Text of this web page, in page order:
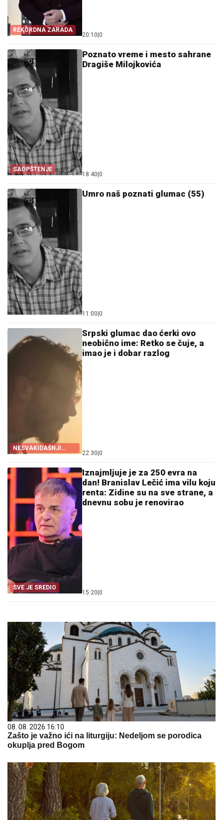
REKORDNA ZARADA
20:10|0
SAOPŠTENJE
Poznato vreme i mesto sahrane
Dragiše Milojkovića
18:40|0
Umro naš poznati glumac (55)
11:00|0
NESVAKIDAŠNJI
IZBOR
Srpski glumac dao ćerki ovo
neobično ime: Retko se čuje, a
imao je i dobar razlog
22:30|0
SVE JE SREDIO
Iznajmljuje je za 250 evra na
dan! Branislav Lečić ima vilu koju
renta: Zidine su na sve strane, a
dnevnu sobu je renovirao
15:20|0
08. 08. 2026 16:10
Zašto je važno ići na liturgiju: Nedeljom se porodica
okuplja pred Bogom